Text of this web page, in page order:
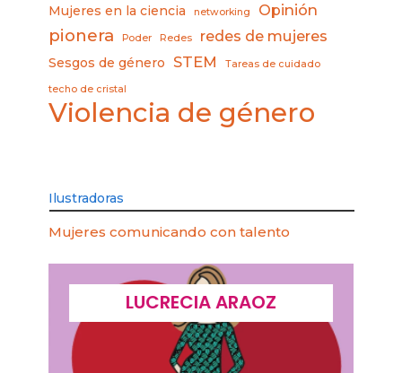
Mujeres en la ciencia networking Opinión
pionera Poder Redes redes de mujeres
Sesgos de género STEM Tareas de cuidado
techo de cristal
Violencia de género
Ilustradoras
Mujeres comunicando con talento
LUCRECIA ARAOZ